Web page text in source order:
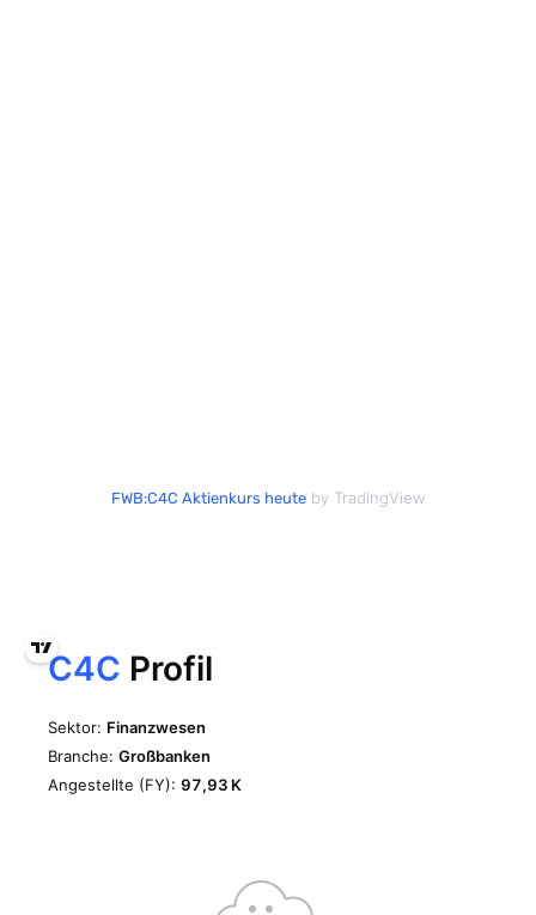
FWB:C4C Aktienkurs heute by TradingView